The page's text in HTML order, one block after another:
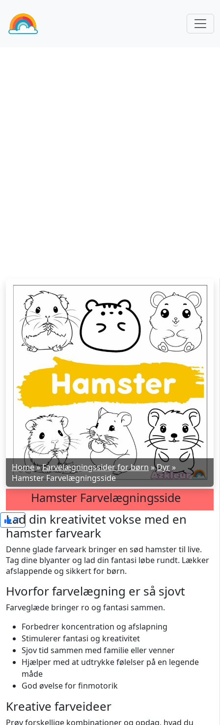
Home»Farvelægningssider for børn »Dyr »
Hamster Farvelægningsside
Hamster Farvelægningsside
51
Lad din kreativitet vokse med en
hamster farveark
Denne glade farveark bringer en sød hamster til live.
Tag dine blyanter og lad din fantasi løbe rundt. Lækker
afslappende og sikkert for børn.
Hvorfor farvelægning er så sjovt
Farveglæde bringer ro og fantasi sammen.
Forbedrer koncentration og afslapning
Stimulerer fantasi og kreativitet
Sjov tid sammen med familie eller venner
Hjælper med at udtrykke følelser på en legende
måde
God øvelse for finmotorik
Kreative farveideer
Prøv forskellige kombinationer og opdag, hvad du